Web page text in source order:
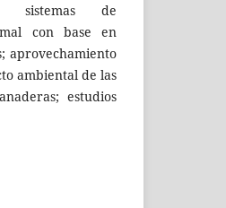
sistemas de
con base en
aprovechamiento
ambiental de las
estudios